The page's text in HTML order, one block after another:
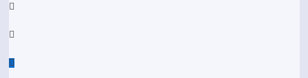
Instagram
Twitter
Google